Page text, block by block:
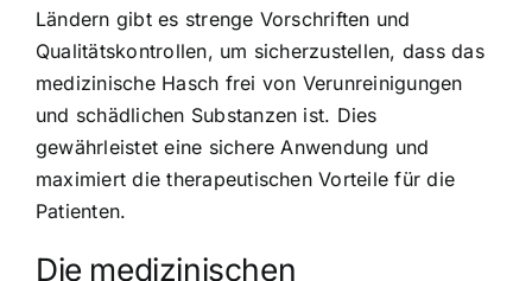
Ländern gibt es strenge Vorschriften und
Qualitätskontrollen, um sicherzustellen, dass das
medizinische Hasch frei von Verunreinigungen
und schädlichen Substanzen ist. Dies
gewährleistet eine sichere Anwendung und
maximiert die therapeutischen Vorteile für die
Patienten.
Die medizinischen